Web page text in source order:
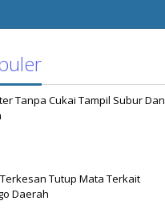
Tanpa Cukai Tampil Subur Dan
Tutup Mata Terkait
Daerah